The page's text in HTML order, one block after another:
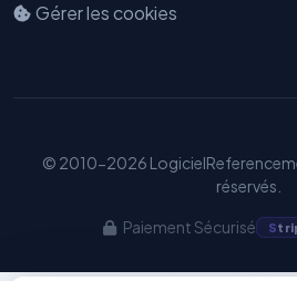
Gérer les cookies
© 2010-2026
réservés.
Paiement Sécurisé S